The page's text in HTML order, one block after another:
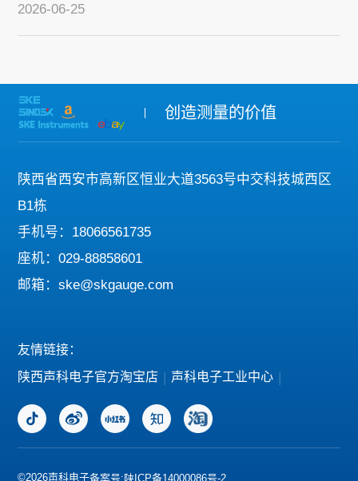
2026-06-25
创造测量的价值
陕西省西安市高新区恒业大道3563号中交科技城西区
B1栋
手机号：18066561735
座机：029-88858601
邮箱：ske@skgauge.com
友情链接：
陕西声科电子官方淘宝店 | 声科电子工业中心 |
©2026声科电子备案号:陕ICP备14000086号-2